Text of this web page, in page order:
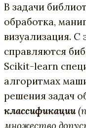
В задачи
обработка,
визуализация. С
справляются
Scikit-learn
алгоритмах
решения задач
классификации
множество